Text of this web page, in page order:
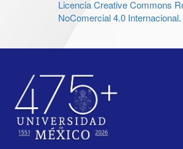
Licencia Creative Commons
NoComercial 4.0 Internacional.